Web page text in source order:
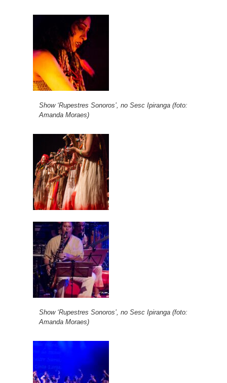
Show ‘Rupestres Sonoros’, no Sesc Ipiranga (foto:
Amanda Moraes)
Show ‘Rupestres Sonoros’, no Sesc Ipiranga (foto:
Amanda Moraes)